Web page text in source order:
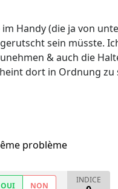
Handy (die ja von
sein müsste.
& auch die
dort in Ordnung
problème
OUI NON
INDICE